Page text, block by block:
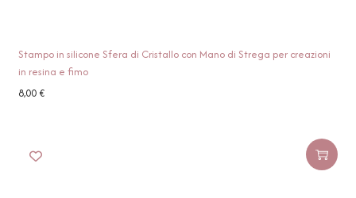
Stampo in silicone Sfera di Cristallo con Mano di Strega per creazioni
in resina e fimo
8,00€